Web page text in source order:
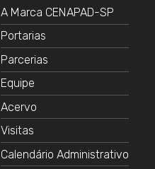
A Marca CENAPAD-SP
Portarias
Parcerias
Equipe
Acervo
Visitas
Calendário Administrativo